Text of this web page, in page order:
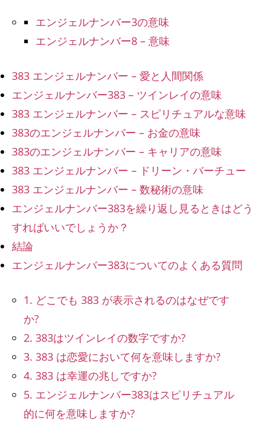
エンジェルナンバー3の意味
エンジェルナンバー8 – 意味
383 エンジェルナンバー – 愛と人間関係
エンジェルナンバー383 – ツインレイの意味
383 エンジェルナンバー – スピリチュアルな意味
383のエンジェルナンバー – お金の意味
383のエンジェルナンバー – キャリアの意味
383 エンジェルナンバー – ドリーン・バーチュー
383 エンジェルナンバー – 数秘術の意味
エンジェルナンバー383を繰り返し見るときはどう
すればいいでしょうか？
結論
エンジェルナンバー383についてのよくある質問
1. どこでも 383 が表示されるのはなぜです
か?
2. 383はツインレイの数字ですか?
3. 383 は恋愛において何を意味しますか?
4. 383 は幸運の兆しですか?
5. エンジェルナンバー383は​​スピリチュアル
的に何を意味しますか?